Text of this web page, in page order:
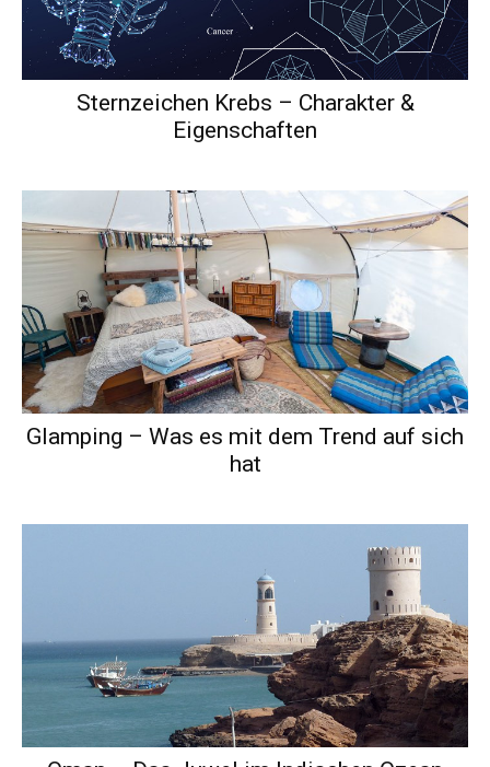
Sternzeichen Krebs – Charakter &
Eigenschaften
Glamping – Was es mit dem Trend auf sich
hat